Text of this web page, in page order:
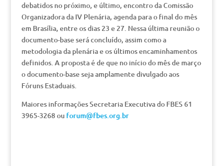
debatidos no próximo, e último, encontro da Comissão
Organizadora da IV Plenária, agenda para o final do mês
em Brasília, entre os dias 23 e 27. Nessa última reunião o
documento-base será concluído, assim como a
metodologia da plenária e os últimos encaminhamentos
definidos. A proposta é de que no início do mês de março
o documento-base seja amplamente divulgado aos
Fóruns Estaduais.
Maiores informações Secretaria Executiva do FBES 61
3965-3268 ou forum@fbes.org.br